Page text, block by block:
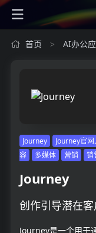
首页 > AI办公
Journey Journey官网
容
多媒体 营销 销
Journey
创作引导潜在
Journey是一个用于